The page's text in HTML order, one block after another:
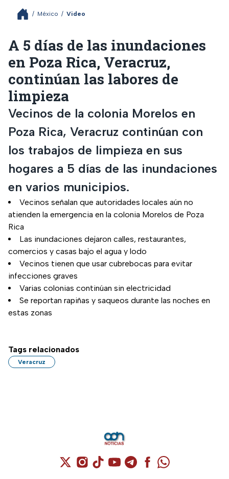
/ México / Video
A 5 días de las inundaciones
en Poza Rica, Veracruz,
continúan las labores de
limpieza
Vecinos de la colonia Morelos en
Poza Rica, Veracruz continúan con
los trabajos de limpieza en sus
hogares a 5 días de las inundaciones
en varios municipios.
Vecinos señalan que autoridades locales aún no
atienden la emergencia en la colonia Morelos de Poza
Rica
Las inundaciones dejaron calles, restaurantes,
comercios y casas bajo el agua y lodo
Vecinos tienen que usar cubrebocas para evitar
infecciones graves
Varias colonias continúan sin electricidad
Se reportan rapiñas y saqueos durante las noches en
estas zonas
Tags relacionados
Veracruz
Cuenta de X / Twitter (se abre en una
Cuenta de Instagram (se abre en una
Cuenta de TikTok (se abre en
Cuenta de YouTube (se abre
Cuenta de Telegram (se
Cuenta de
Cuenta de